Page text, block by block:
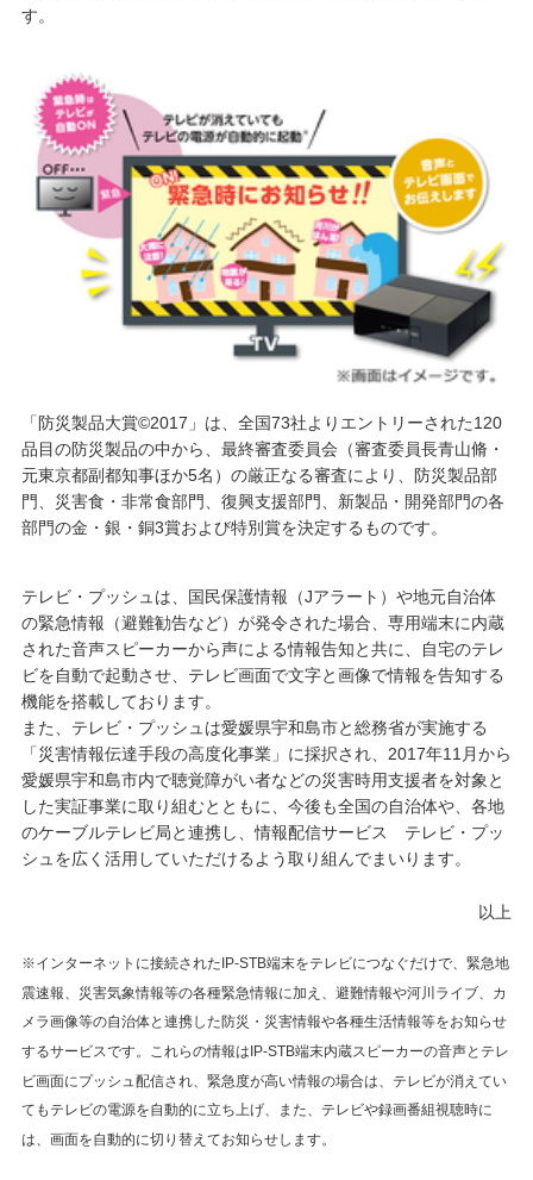
す。
「防災製品大賞©2017」は、全国73社よりエントリーされた120
品目の防災製品の中から、最終審査委員会（審査委員長青山脩・
元東京都副都知事ほか5名）の厳正なる審査により、防災製品部
門、災害食・非常食部門、復興支援部門、新製品・開発部門の各
部門の金・銀・銅3賞および特別賞を決定するものです。
テレビ・プッシュは、国民保護情報（Jアラート）や地元自治体
の緊急情報（避難勧告など）が発令された場合、専用端末に内蔵
された音声スピーカーから声による情報告知と共に、自宅のテレ
ビを自動で起動させ、テレビ画面で文字と画像で情報を告知する
機能を搭載しております。
また、テレビ・プッシュは愛媛県宇和島市と総務省が実施する
「災害情報伝達手段の高度化事業」に採択され、2017年11月から
愛媛県宇和島市内で聴覚障がい者などの災害時用支援者を対象と
した実証事業に取り組むとともに、今後も全国の自治体や、各地
のケーブルテレビ局と連携し、情報配信サービス テレビ・プッ
シュを広く活用していただけるよう取り組んでまいります。
以上
※インターネットに接続されたIP-STB端末をテレビにつなぐだけで、緊急地
震速報、災害気象情報等の各種緊急情報に加え、避難情報や河川ライブ、カ
メラ画像等の自治体と連携した防災・災害情報や各種生活情報等をお知らせ
するサービスです。これらの情報はIP-STB端末内蔵スピーカーの音声とテレ
ビ画面にプッシュ配信され、緊急度が高い情報の場合は、テレビが消えてい
てもテレビの電源を自動的に立ち上げ、また、テレビや録画番組視聴時に
は、画面を自動的に切り替えてお知らせします。